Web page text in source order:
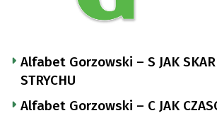
Alfabet Gorzowski – S JAK
STRYCHU
Alfabet Gorzowski – C JAK